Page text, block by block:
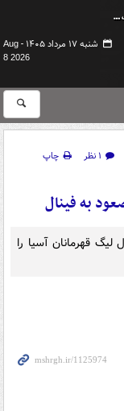
شنبه ۱۷ مرداد ۱۴۰۵ -
Aug
8 2026
۱ نظر
چاپ
به فینال
قهرمانان آسیا را